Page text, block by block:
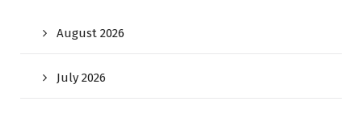
August 2026
July 2026